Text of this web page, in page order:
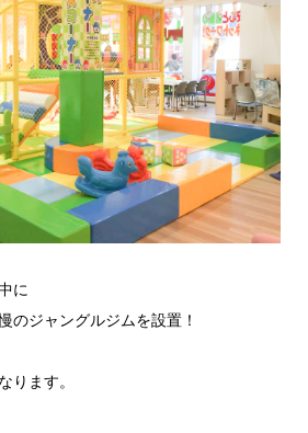
に
のジャングルジムを設置！
ります。